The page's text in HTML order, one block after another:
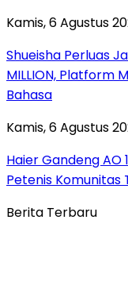
Kamis, 6 Agustus
Shueisha Perluas
MILLION, Platform
Bahasa
Kamis, 6 Agustus
Haier Gandeng AO
Petenis Komunitas
Berita Terbaru